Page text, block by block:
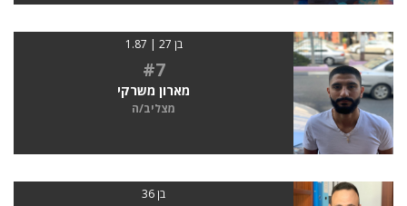
בן 27 | 1.87
#7
מארון משרקי
מצליב/ה
בן 36